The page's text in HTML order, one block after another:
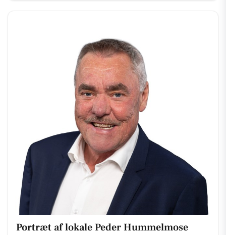
Portræt af lokale Peder Hummelmose